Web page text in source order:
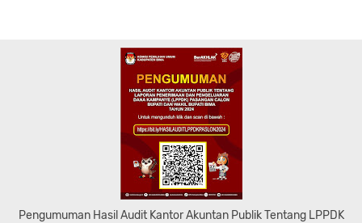
Pengumuman Hasil Audit Kantor Akuntan Publik Tentang LPPDK